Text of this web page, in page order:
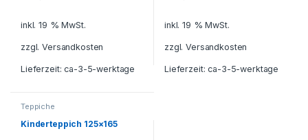
inkl. 19 % MwSt.
zzgl.Versandkosten
Lieferzeit:ca-3-5-werktage
inkl. 19 % MwSt.
zzgl.Versandkosten
Lieferzeit:ca-3-5-werktage
Teppiche
Kinderteppich 125×165